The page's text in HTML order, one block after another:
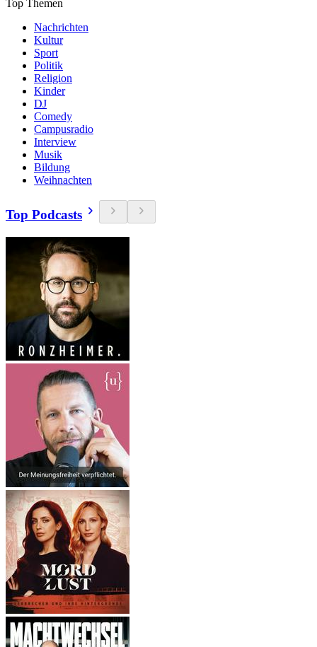
Top Themen
Nachrichten
Kultur
Sport
Politik
Religion
Kinder
DJ
Comedy
Campusradio
Interview
Musik
Bildung
Weihnachten
Top Podcasts